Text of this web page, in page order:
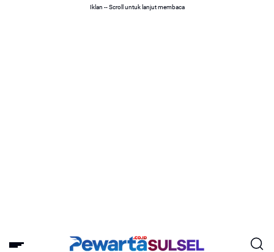
Iklan -- Scroll untuk lanjut membaca